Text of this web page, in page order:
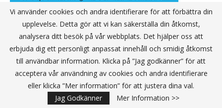
Vi använder cookies och andra identifierare för att förbättra din
upplevelse. Detta gör att vi kan säkerställa din åtkomst,
analysera ditt besök på vår webbplats. Det hjälper oss att
erbjuda dig ett personligt anpassat innehåll och smidig åtkomst
till användbar information. Klicka på ”Jag godkänner” för att
acceptera vår användning av cookies och andra identifierare
eller klicka ”Mer information” för att justera dina val.
Jag Godkänner
Mer Information >>